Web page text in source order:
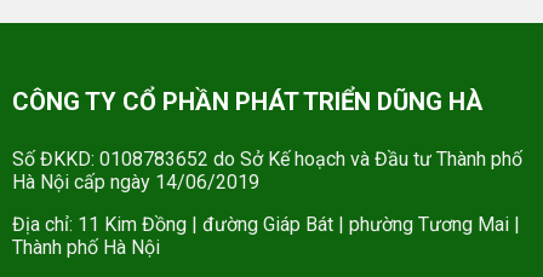
CÔNG TY CỔ PHẦN PHÁT TRIỂN DŨNG HÀ
Số ĐKKD: 0108783652 do Sở Kế hoạch và Đầu tư Thành phố
Hà Nội cấp ngày 14/06/2019
Địa chỉ: 11 Kim Đồng | đường Giáp Bát | phường Tương Mai |
Thành phố Hà Nội